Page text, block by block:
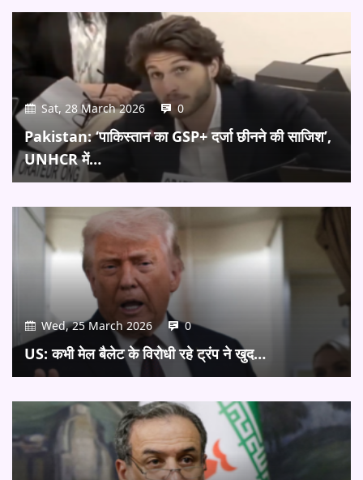
Sat, 28 March 2026 0
Pakistan: ‘पाकिस्तान का GSP+ दर्जा छीनने की साजिश’,
UNHCR में…
Wed, 25 March 2026 0
US: कभी मेल बैलेट के विरोधी रहे ट्रंप ने खुद…